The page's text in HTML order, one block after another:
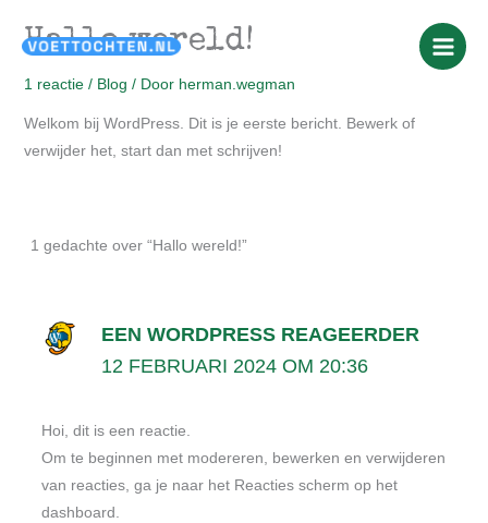
naar
inhoud
Hallo wereld!
1 reactie / Blog / Door herman.wegman
Welkom bij WordPress. Dit is je eerste bericht. Bewerk of
verwijder het, start dan met schrijven!
1 gedachte over “Hallo wereld!”
EEN WORDPRESS REAGEERDER
12 FEBRUARI 2024 OM 20:36
Hoi, dit is een reactie.
Om te beginnen met modereren, bewerken en verwijderen
van reacties, ga je naar het Reacties scherm op het
dashboard.